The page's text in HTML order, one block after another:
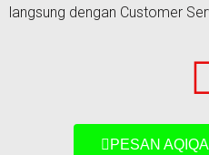
langsung dengan Customer
PESAN